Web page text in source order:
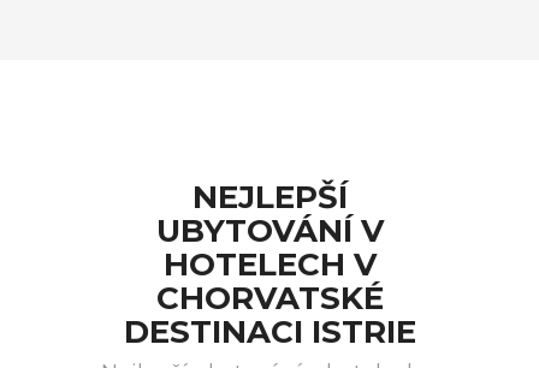
NEJLEPŠÍ
UBYTOVÁNÍ V
HOTELECH V
CHORVATSKÉ
DESTINACI ISTRIE